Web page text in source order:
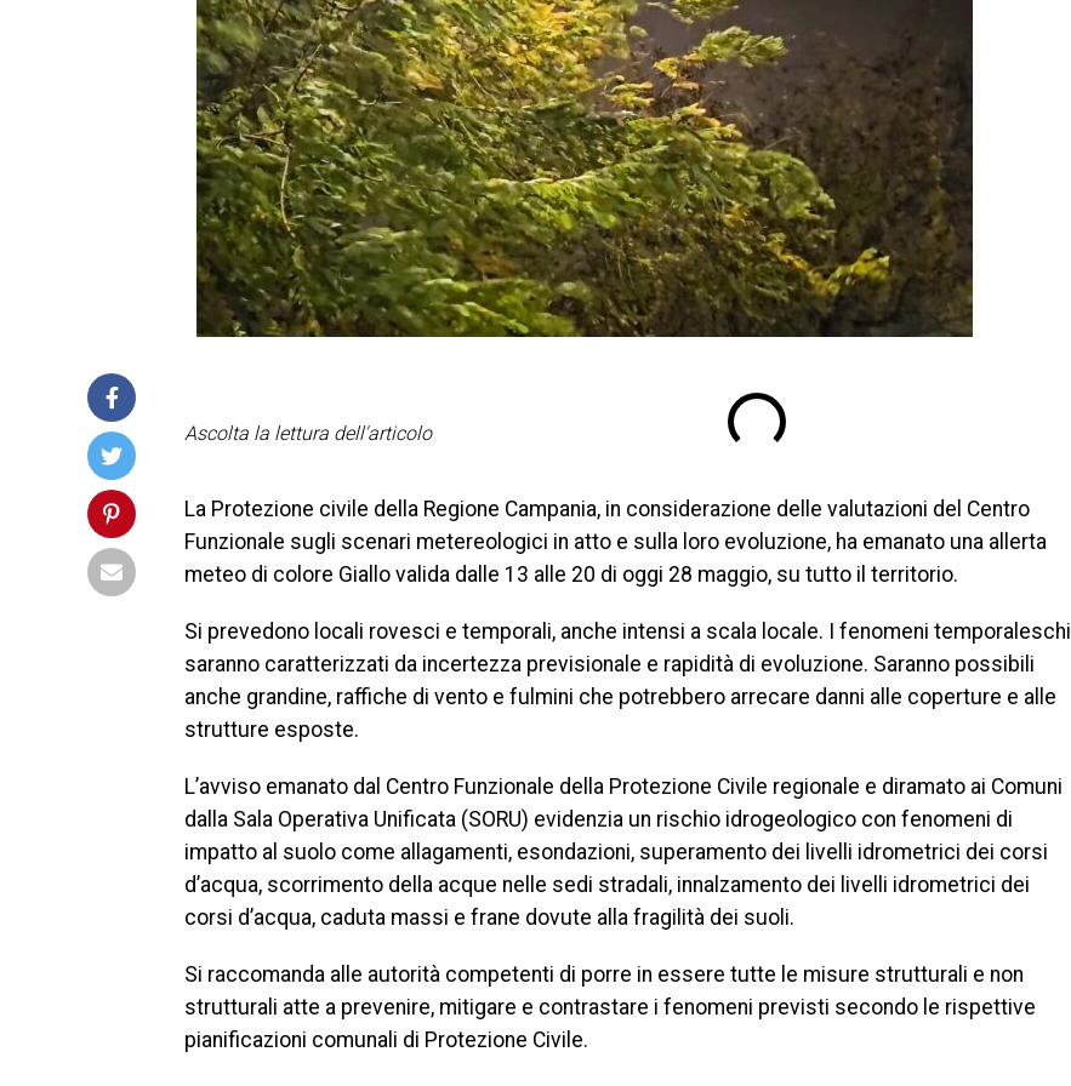
Ascolta la lettura dell'articolo
La Protezione civile della Regione Campania, in considerazione delle valutazioni del Centro
Funzionale sugli scenari metereologici in atto e sulla loro evoluzione, ha emanato una allerta
meteo di colore Giallo valida dalle 13 alle 20 di oggi 28 maggio, su tutto il territorio.
Si prevedono locali rovesci e temporali, anche intensi a scala locale. I fenomeni temporaleschi
saranno caratterizzati da incertezza previsionale e rapidità di evoluzione. Saranno possibili
anche grandine, raffiche di vento e fulmini che potrebbero arrecare danni alle coperture e alle
strutture esposte.
L’avviso emanato dal Centro Funzionale della Protezione Civile regionale e diramato ai Comuni
dalla Sala Operativa Unificata (SORU) evidenzia un rischio idrogeologico con fenomeni di
impatto al suolo come allagamenti, esondazioni, superamento dei livelli idrometrici dei corsi
d’acqua, scorrimento della acque nelle sedi stradali, innalzamento dei livelli idrometrici dei
corsi d’acqua, caduta massi e frane dovute alla fragilità dei suoli.
Si raccomanda alle autorità competenti di porre in essere tutte le misure strutturali e non
strutturali atte a prevenire, mitigare e contrastare i fenomeni previsti secondo le rispettive
pianificazioni comunali di Protezione Civile.